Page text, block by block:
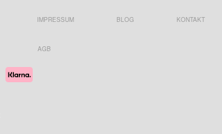
IMPRESSUM BLOG KONTAKT
AGB